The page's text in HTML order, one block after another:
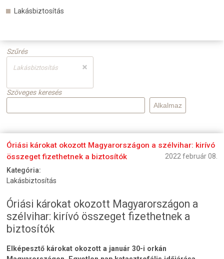
Lakásbiztosítás
Szűrés
Lakásbiztosítás
Szöveges keresés
Óriási károkat okozott Magyarországon a szélvihar: kirívó
összeget fizethetnek a biztosítók
2022 február 08.
Kategória:
Lakásbiztosítás
Óriási károkat okozott Magyarországon a
szélvihar: kirívó összeget fizethetnek a
biztosítók
Elképesztő károkat okozott a január 30-i orkán